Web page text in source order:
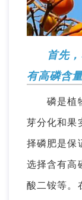
首先
有高磷含量
磷是植物
芽分化和果
择磷肥是保
选择含有高
酸二铵等。